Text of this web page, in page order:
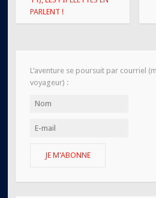
articles
PARLENT !
L’aventure se poursuit par courriel
voyageur) :
JE M'ABONNE